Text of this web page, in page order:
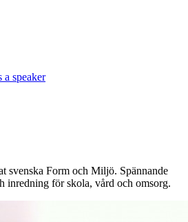
a speaker
svenska Form och Miljö. Spännande
inredning för skola, vård och omsorg.